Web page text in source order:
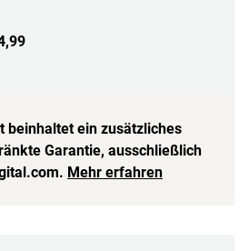
beinhaltet ein zusätzliches
Garantie, ausschließlich
Mehr erfahren